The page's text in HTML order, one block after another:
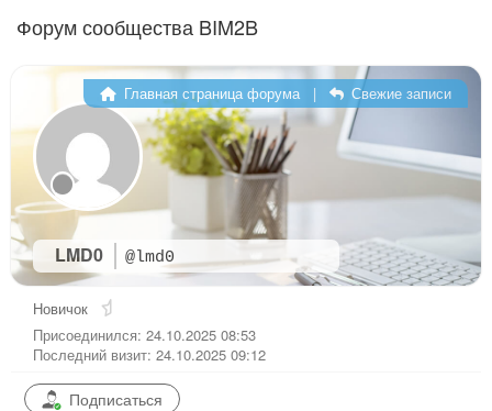
Форум сообщества BIM2B
LMD0 @lmd0
Главная страница форума| Свежие записи
Новичок
Присоединился: 24.10.2025 08:53
Последний визит: 24.10.2025 09:12
Подписаться